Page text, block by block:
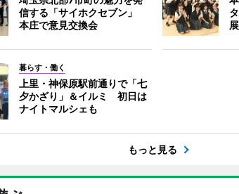
信する「サイホクセブン」
本庄で意見交換会
暮らす・働く
上里・神保原駅前通りで「七
夕かざり」＆イルミ 初日は
ナイトマルシェも
もっと見る